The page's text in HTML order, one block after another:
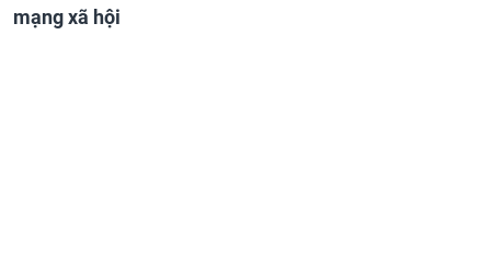
mạng xã hội